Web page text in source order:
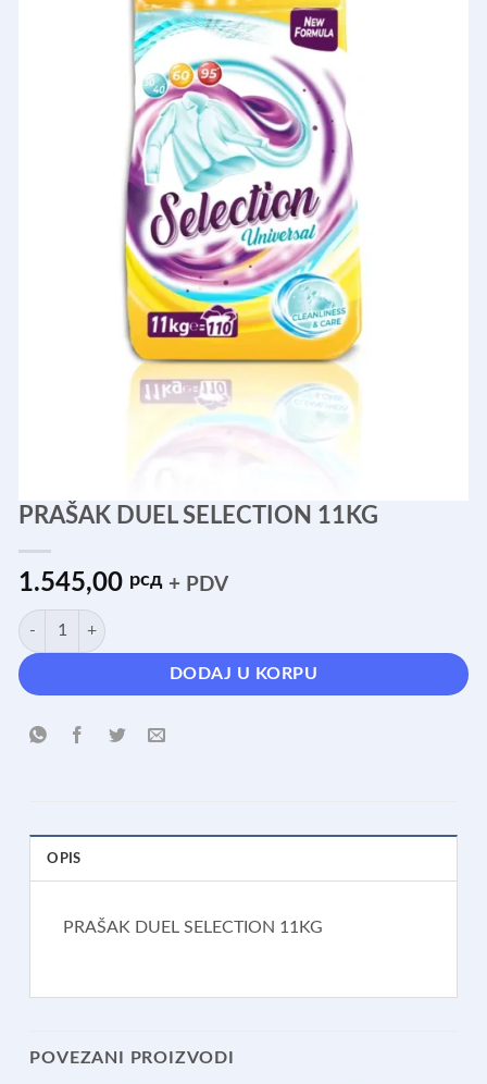
PRAŠAK DUEL SELECTION 11KG
1.545,00 рсд + PDV
PRAŠAK DUEL SELECTION 11KG količina
DODAJ U KORPU
OPIS
PRAŠAK DUEL SELECTION 11KG
POVEZANI PROIZVODI